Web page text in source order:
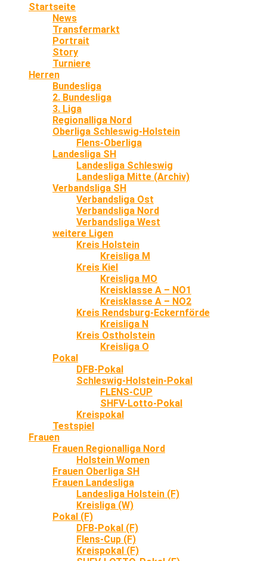
Startseite
News
Transfermarkt
Portrait
Story
Turniere
Herren
Bundesliga
2. Bundesliga
3. Liga
Regionalliga Nord
Oberliga Schleswig-Holstein
Flens-Oberliga
Landesliga SH
Landesliga Schleswig
Landesliga Mitte (Archiv)
Verbandsliga SH
Verbandsliga Ost
Verbandsliga Nord
Verbandsliga West
weitere Ligen
Kreis Holstein
Kreisliga M
Kreis Kiel
Kreisliga MO
Kreisklasse A – NO1
Kreisklasse A – NO2
Kreis Rendsburg-Eckernförde
Kreisliga N
Kreis Ostholstein
Kreisliga O
Pokal
DFB-Pokal
Schleswig-Holstein-Pokal
FLENS-CUP
SHFV-Lotto-Pokal
Kreispokal
Testspiel
Frauen
Frauen Regionalliga Nord
Holstein Women
Frauen Oberliga SH
Frauen Landesliga
Landesliga Holstein (F)
Kreisliga (W)
Pokal (F)
DFB-Pokal (F)
Flens-Cup (F)
Kreispokal (F)